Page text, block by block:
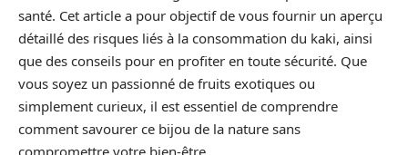
santé. Cet article a pour objectif de vous fournir un aperçu
détaillé des risques liés à la consommation du kaki, ainsi
que des conseils pour en profiter en toute sécurité. Que
vous soyez un passionné de fruits exotiques ou
simplement curieux, il est essentiel de comprendre
comment savourer ce bijou de la nature sans